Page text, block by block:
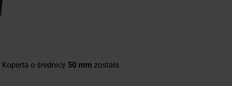
Koperta o średnicy 50 mm została